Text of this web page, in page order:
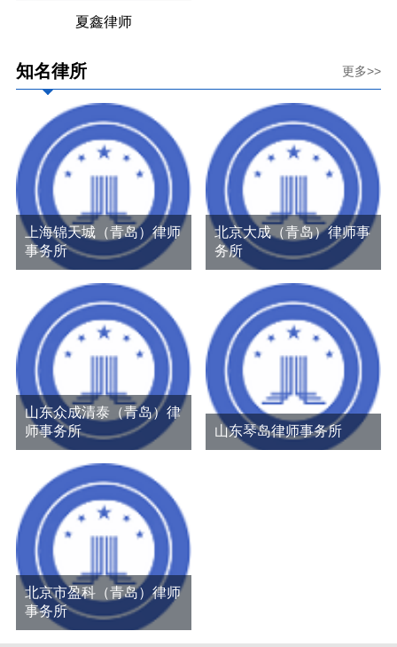
夏鑫律师
知名律所 更多>>
上海锦天城（青岛）律师
事务所
北京大成（青岛）律师事
务所
山东众成清泰（青岛）律
师事务所
山东琴岛律师事务所
北京市盈科（青岛）律师
事务所